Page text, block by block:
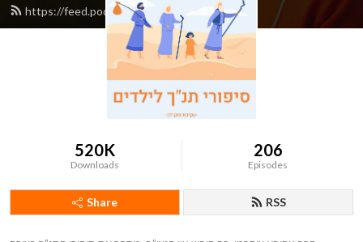
https://feed.podbean.com/akivazuk/feed.xml
520K
Downloads
206
Episodes
Share RSS